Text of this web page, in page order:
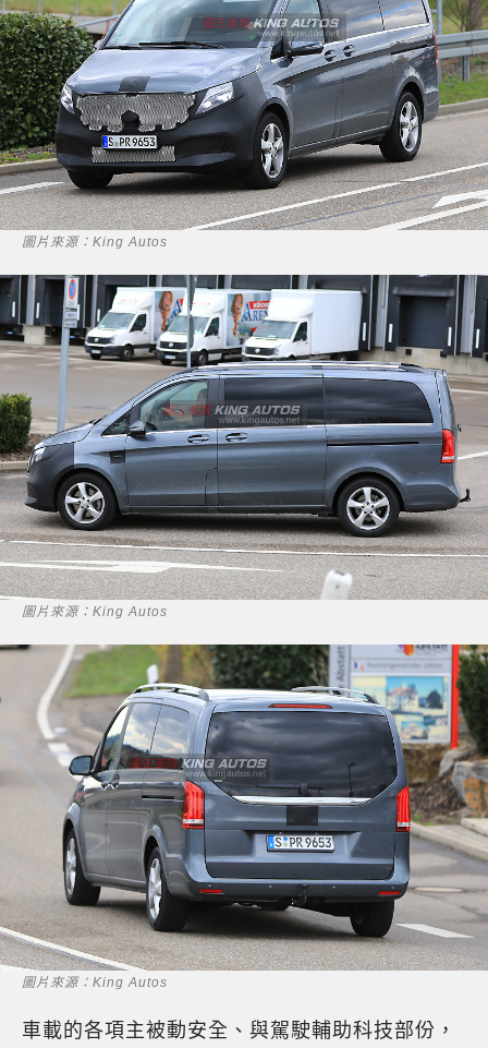
圖片來源：King Autos
圖片來源：King Autos
圖片來源：King Autos
車載的各項主被動安全、與駕駛輔助科技部份，